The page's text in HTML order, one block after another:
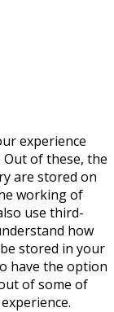
experience
of these, the
are stored on
working of
use third-
how
stored in your
have the option
of some of